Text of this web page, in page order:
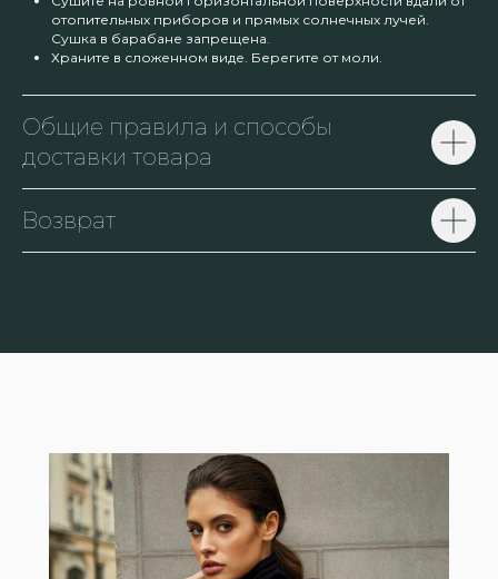
отопительных приборов и прямых солнечных лучей.
Сушка в барабане запрещена.
Храните в сложенном виде. Берегите от моли.
Общие правила и способы
доставки товара
Возврат